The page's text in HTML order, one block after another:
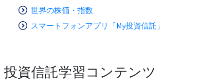
世界の株価・指数
スマートフォンアプリ「My投資信託」
投資信託学習コンテンツ